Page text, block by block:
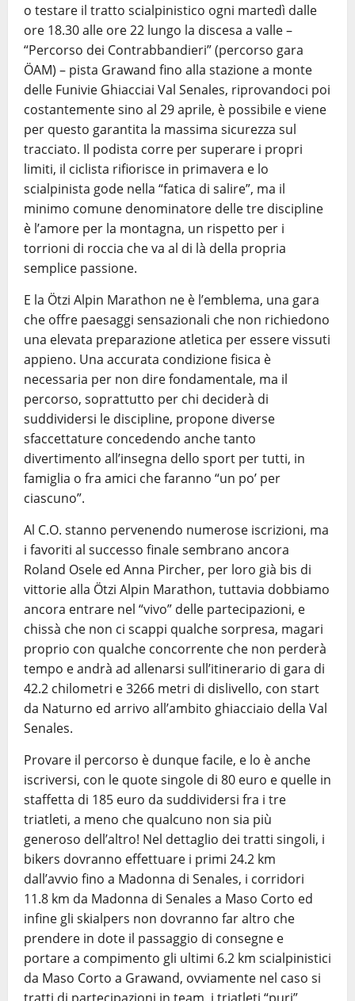
o testare il tratto scialpinistico ogni martedì dalle
ore 18.30 alle ore 22 lungo la discesa a valle –
“Percorso dei Contrabbandieri” (percorso gara
ÖAM) – pista Grawand fino alla stazione a monte
delle Funivie Ghiacciai Val Senales, riprovandoci poi
costantemente sino al 29 aprile, è possibile e viene
per questo garantita la massima sicurezza sul
tracciato. Il podista corre per superare i propri
limiti, il ciclista rifiorisce in primavera e lo
scialpinista gode nella “fatica di salire”, ma il
minimo comune denominatore delle tre discipline
è l’amore per la montagna, un rispetto per i
torrioni di roccia che va al di là della propria
semplice passione.
E la Ötzi Alpin Marathon ne è l’emblema, una gara
che offre paesaggi sensazionali che non richiedono
una elevata preparazione atletica per essere vissuti
appieno. Una accurata condizione fisica è
necessaria per non dire fondamentale, ma il
percorso, soprattutto per chi deciderà di
suddividersi le discipline, propone diverse
sfaccettature concedendo anche tanto
divertimento all’insegna dello sport per tutti, in
famiglia o fra amici che faranno “un po’ per
ciascuno”.
Al C.O. stanno pervenendo numerose iscrizioni, ma
i favoriti al successo finale sembrano ancora
Roland Osele ed Anna Pircher, per loro già bis di
vittorie alla Ötzi Alpin Marathon, tuttavia dobbiamo
ancora entrare nel “vivo” delle partecipazioni, e
chissà che non ci scappi qualche sorpresa, magari
proprio con qualche concorrente che non perderà
tempo e andrà ad allenarsi sull’itinerario di gara di
42.2 chilometri e 3266 metri di dislivello, con start
da Naturno ed arrivo all’ambito ghiacciaio della Val
Senales.
Provare il percorso è dunque facile, e lo è anche
iscriversi, con le quote singole di 80 euro e quelle in
staffetta di 185 euro da suddividersi fra i tre
triatleti, a meno che qualcuno non sia più
generoso dell’altro! Nel dettaglio dei tratti singoli, i
bikers dovranno effettuare i primi 24.2 km
dall’avvio fino a Madonna di Senales, i corridori
11.8 km da Madonna di Senales a Maso Corto ed
infine gli skialpers non dovranno far altro che
prendere in dote il passaggio di consegne e
portare a compimento gli ultimi 6.2 km scialpinistici
da Maso Corto a Grawand, ovviamente nel caso si